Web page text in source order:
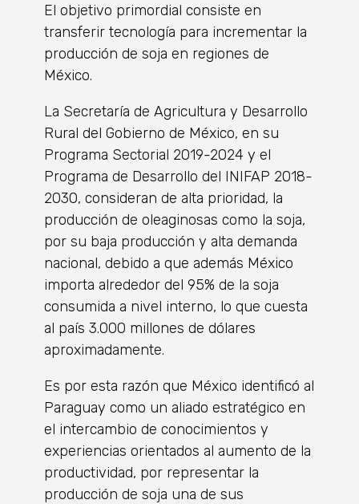
El objetivo primordial consiste en
transferir tecnología para incrementar la
producción de soja en regiones de
México.
La Secretaría de Agricultura y Desarrollo
Rural del Gobierno de México, en su
Programa Sectorial 2019-2024 y el
Programa de Desarrollo del INIFAP 2018-
2030, consideran de alta prioridad, la
producción de oleaginosas como la soja,
por su baja producción y alta demanda
nacional, debido a que además México
importa alrededor del 95% de la soja
consumida a nivel interno, lo que cuesta
al país 3.000 millones de dólares
aproximadamente.
Es por esta razón que México identificó al
Paraguay como un aliado estratégico en
el intercambio de conocimientos y
experiencias orientados al aumento de la
productividad, por representar la
producción de soja una de sus